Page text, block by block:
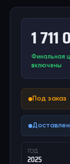
1 711
Финальная
включены
Под заказ
ГОД
2025